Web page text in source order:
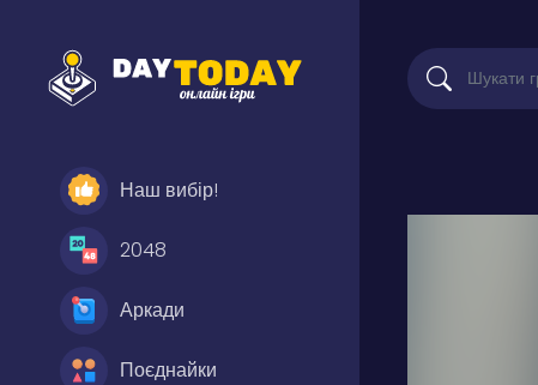
Наш вибір!
2048
Аркади
Поєднайки